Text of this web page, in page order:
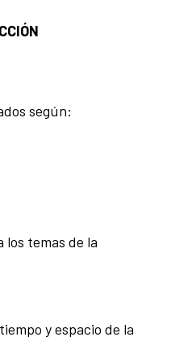
según:
los temas de la
y espacio de la